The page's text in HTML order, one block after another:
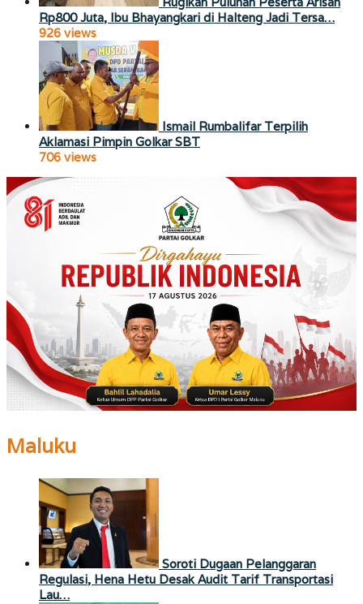
Rp800 Juta, Ibu Bhayangkari di Halteng Jadi Tersa…
926 views
Ismail Rumbalifar Terpilih
Aklamasi Pimpin Golkar SBT
706 views
Maluku
Soroti Dugaan Pelanggaran
Regulasi, Hena Hetu Desak Audit Tarif Transportasi
Lau…